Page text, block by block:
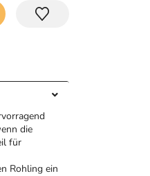
die
für
Rohling ein